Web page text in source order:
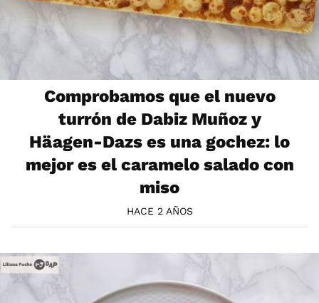
Comprobamos que el nuevo
turrón de Dabiz Muñoz y
Häagen-Dazs es una gochez: lo
mejor es el caramelo salado con
miso
HACE 2 AÑOS